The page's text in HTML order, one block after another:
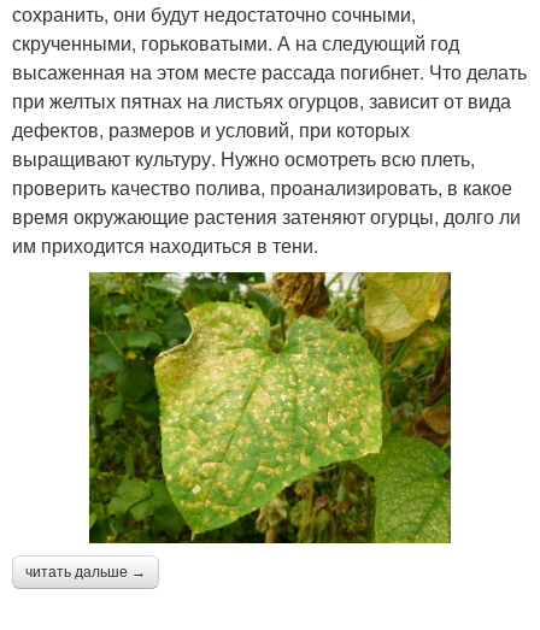
сохранить, они будут недостаточно сочными,
скрученными, горьковатыми. А на следующий год
высаженная на этом месте рассада погибнет. Что делать
при желтых пятнах на листьях огурцов, зависит от вида
дефектов, размеров и условий, при которых
выращивают культуру. Нужно осмотреть всю плеть,
проверить качество полива, проанализировать, в какое
время окружающие растения затеняют огурцы, долго ли
им приходится находиться в тени.
читать дальше →